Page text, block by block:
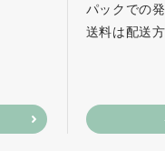
パックでの
送料は配送